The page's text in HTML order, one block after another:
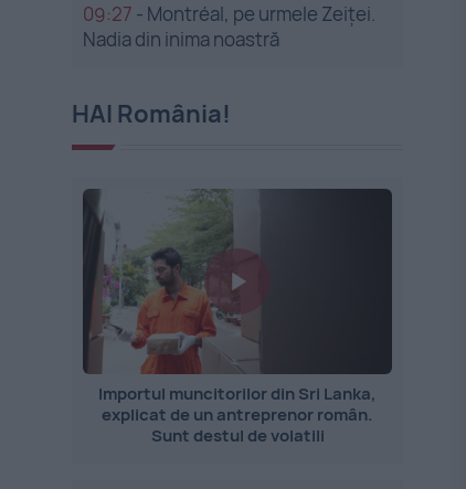
09:27 - Montréal, pe urmele Zeiței.
Nadia din inima noastră
HAI România!
Importul muncitorilor din Sri Lanka,
explicat de un antreprenor român.
Sunt destul de volatili